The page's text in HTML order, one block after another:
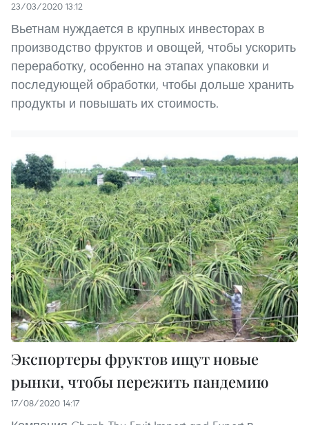
23/03/2020 13:12
Вьетнам нуждается в крупных инвесторах в
производство фруктов и овощей, чтобы ускорить
переработку, особенно на этапах упаковки и
последующей обработки, чтобы дольше хранить
продукты и повышать их стоимость.
Экспортеры фруктов ищут новые
рынки, чтобы пережить пандемию
17/08/2020 14:17